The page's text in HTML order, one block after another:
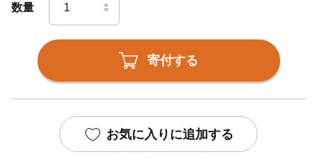
数量
寄付する
お気に入りに追加する